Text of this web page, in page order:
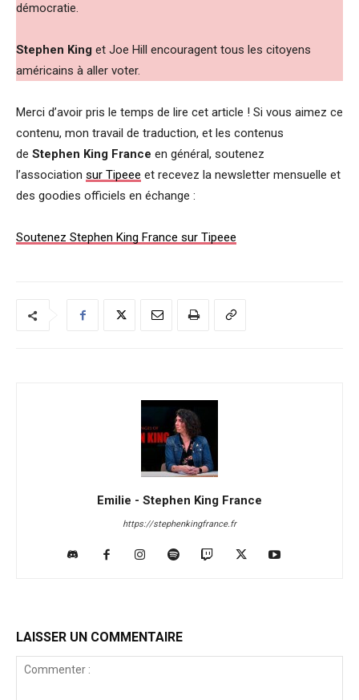
démocratie.
Stephen King et Joe Hill encouragent tous les citoyens
américains à aller voter.
Merci d’avoir pris le temps de lire cet article ! Si vous aimez ce
contenu, mon travail de traduction, et les contenus
de Stephen King France en général, soutenez
l’association sur Tipeee et recevez la newsletter mensuelle et
des goodies officiels en échange :
Soutenez Stephen King France sur Tipeee
Emilie - Stephen King France
https://stephenkingfrance.fr
LAISSER UN COMMENTAIRE